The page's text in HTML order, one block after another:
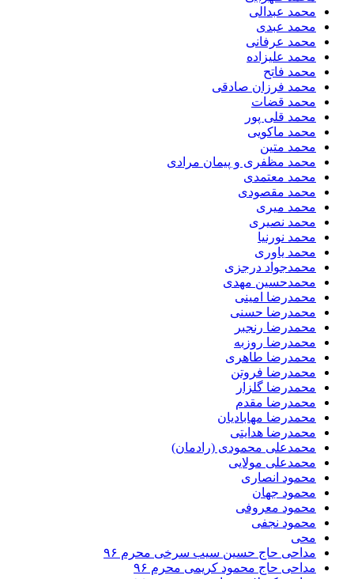
محمد عبدالی
محمد عبدی
محمد عرفانی
محمد علیزاده
محمد فاتح
محمد فرزان صادقی
محمد قضات
محمد قلی پور
محمد ماکویی
محمد متین
محمد مظفری و پیمان مرادی
محمد معتمدی
محمد مقصودی
محمد میری
محمد نصیری
محمد نورنیا
محمد یاوری
محمدجواد درجزی
محمدحسین مهدی
محمدرضا امینی
محمدرضا حسنی
محمدرضا رنجبر
محمدرضا روزبه
محمدرضا طاهری
محمدرضا فروتن
محمدرضا گلزار
محمدرضا مقدم
محمدرضا مهابادیان
محمدرضا هدایتی
محمدعلی محمودی (رادمان)
محمدعلی مولایی
محمود انصاری
محمود جهان
محمود معروفی
محمود نجفی
محی
مداحی حاج حسین سیب سرخی محرم ۹۶
مداحی حاج محمود کریمی محرم ۹۶